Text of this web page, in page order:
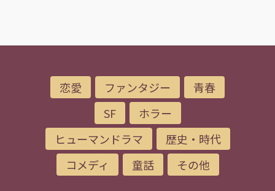
恋愛 ファンタジー
青春
SF
ホラー
ヒューマンドラマ
歴史・時代
コメディ
童話 その他